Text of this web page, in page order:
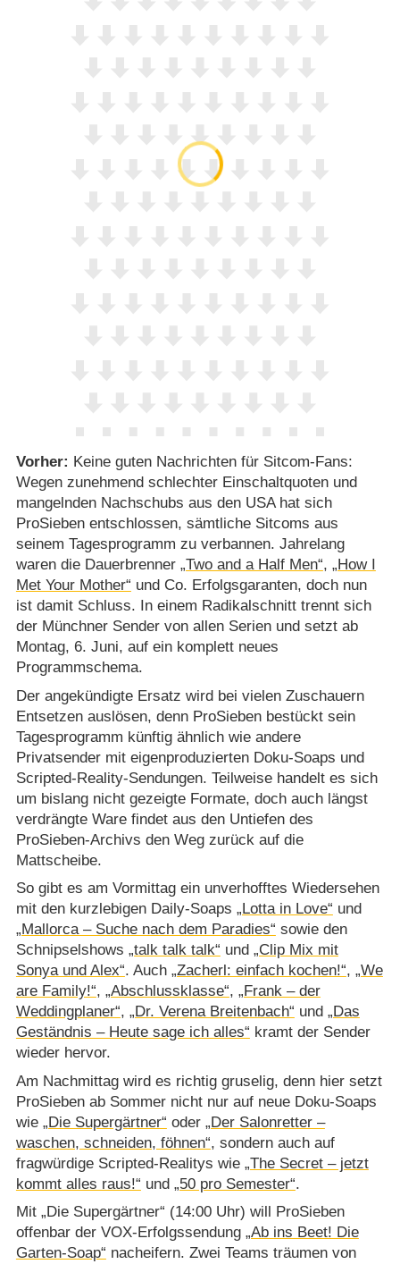
Vorher: Keine guten Nachrichten für Sitcom-Fans:
Wegen zunehmend schlechter Einschaltquoten und
mangelnden Nachschubs aus den USA hat sich
ProSieben entschlossen, sämtliche Sitcoms aus
seinem Tagesprogramm zu verbannen. Jahrelang
waren die Dauerbrenner „Two and a Half Men“, „How I
Met Your Mother“ und Co. Erfolgsgaranten, doch nun
ist damit Schluss. In einem Radikalschnitt trennt sich
der Münchner Sender von allen Serien und setzt ab
Montag, 6. Juni, auf ein komplett neues
Programmschema.
Der angekündigte Ersatz wird bei vielen Zuschauern
Entsetzen auslösen, denn ProSieben bestückt sein
Tagesprogramm künftig ähnlich wie andere
Privatsender mit eigenproduzierten Doku-Soaps und
Scripted-Reality-Sendungen. Teilweise handelt es sich
um bislang nicht gezeigte Formate, doch auch längst
verdrängte Ware findet aus den Untiefen des
ProSieben-Archivs den Weg zurück auf die
Mattscheibe.
So gibt es am Vormittag ein unverhofftes Wiedersehen
mit den kurzlebigen Daily-Soaps „Lotta in Love“ und
„Mallorca – Suche nach dem Paradies“ sowie den
Schnipselshows „talk talk talk“ und „Clip Mix mit
Sonya und Alex“. Auch „Zacherl: einfach kochen!“, „We
are Family!“, „Abschlussklasse“, „Frank – der
Weddingplaner“, „Dr. Verena Breitenbach“ und „Das
Geständnis – Heute sage ich alles“ kramt der Sender
wieder hervor.
Am Nachmittag wird es richtig gruselig, denn hier setzt
ProSieben ab Sommer nicht nur auf neue Doku-Soaps
wie „Die Supergärtner“ oder „Der Salonretter –
waschen, schneiden, föhnen“, sondern auch auf
fragwürdige Scripted-Realitys wie „The Secret – jetzt
kommt alles raus!“ und „50 pro Semester“.
Mit „Die Supergärtner“ (14:00 Uhr) will ProSieben
offenbar der VOX-Erfolgssendung „Ab ins Beet! Die
Garten-Soap“ nacheifern. Zwei Teams träumen von